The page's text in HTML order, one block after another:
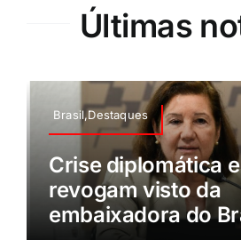
Últimas
Brasil,Destaques
Crise diplomática
revogam visto da
embaixadora do